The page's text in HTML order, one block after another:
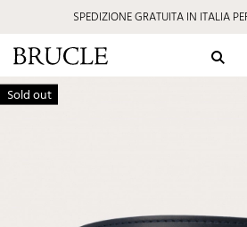
SPEDIZIONE GRATUITA IN ITALIA
Sold out